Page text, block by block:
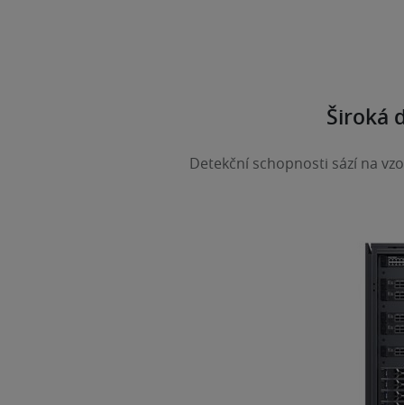
Široká
Detekční schopnosti sází na